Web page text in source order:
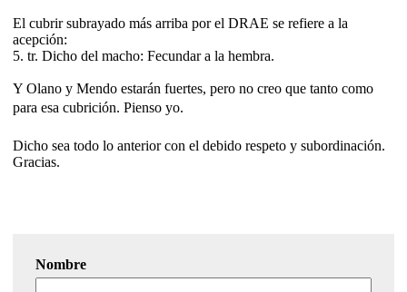
El cubrir subrayado más arriba por el DRAE se refiere a la
acepción:
5. tr. Dicho del macho: Fecundar a la hembra.
Y Olano y Mendo estarán fuertes, pero no creo que tanto como
para esa cubrición. Pienso yo.
Dicho sea todo lo anterior con el debido respeto y subordinación.
Gracias.
Nombre